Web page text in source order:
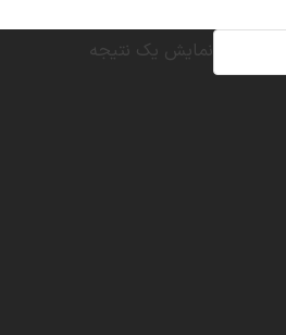
نمایش یک نتیجه